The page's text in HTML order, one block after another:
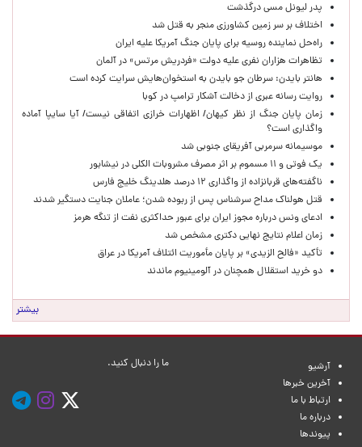
پدر لیونل مسی درگذشت
اختلاف بر سر زمین کشاورزی منجر به قتل شد
راه‌حل نماینده روسیه برای پایان جنگ آمریکا علیه ایران
تظاهرات هزاران نفری علیه دولت «فردریش مرتس» در آلمان
هانتر بایدن: سرطان جو بایدن به استخوان‌هایش سرایت کرده است
روایت رسانه عبری از دخالت آشکار ترامپ در کوبا
زمان پایان جنگ از نظر کیهان/ اظهارات خرازی اتفاقی نیست/ آیا سایپا آماده
واگذاری است؟
موسیمانه سرمربی آفریقای جنوبی شد
یک فوتی و ۱۱ مسموم بر اثر مصرف مشروبات الکلی در نیشابور
ناگفته‌های قربانزاده از واگذاری ۱۲ درصد هلدینگ خلیج فارس
قتل هولناک مداح سرشناس پس از ربوده شدن؛ عاملان جنایت دستگیر شدند
ادعای ونس درباره مجوز ایران برای عبور حداکثری نفت از تنگه هرمز
زمان اعلام نتایج نهایی دکتری مشخص شد
تأکید «فالح الزیدی» بر پایان مأموریت ائتلاف آمریکا در عراق
دو خرید استقلال همچنان در آلومینیوم ماندند
بیشتر
آرشیو
آخرین خبرها
ارتباط با ما
درباره ما
پیوندها
ما را دنبال کنید.